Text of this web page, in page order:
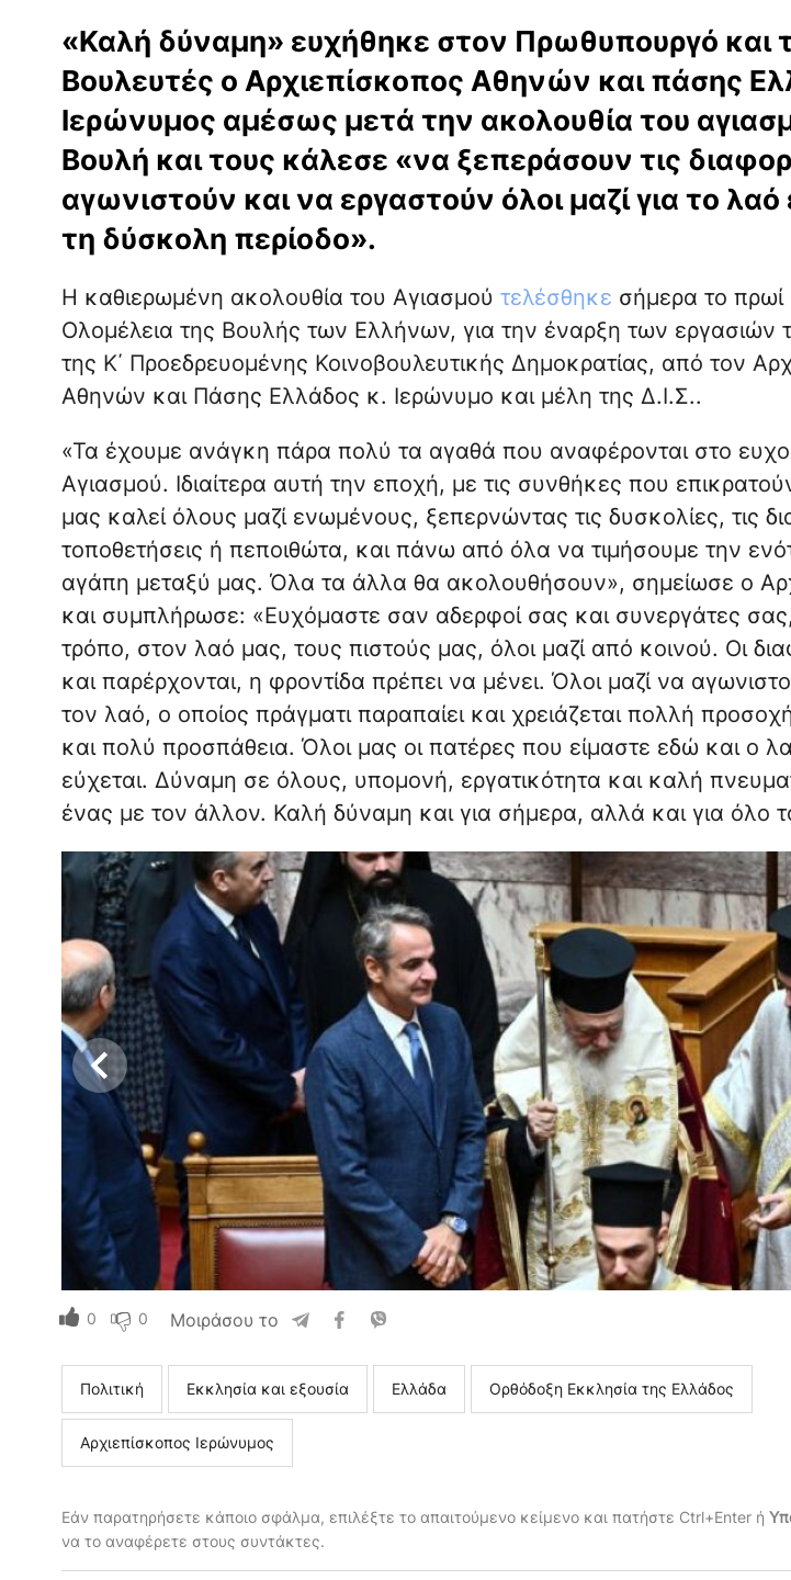
«Καλή δύναμη» ευχήθηκε στον Πρωθυπουργό και
Βουλευτές ο Αρχιεπίσκοπος Αθηνών και πάσης
Ιερώνυμος αμέσως μετά την ακολουθία του
Βουλή και τους κάλεσε «να ξεπεράσουν τις
αγωνιστούν και να εργαστούν όλοι μαζί για το λαό
τη δύσκολη περίοδο».
Η καθιερωμένη ακολουθία του Αγιασμού τελέσθηκε σήμερα το πρωί
Ολομέλεια της Βουλής των Ελλήνων, για την έναρξη των εργασιών
της Κ΄ Προεδρευομένης Κοινοβουλευτικής Δημοκρατίας, από τον
Αθηνών και Πάσης Ελλάδος κ. Ιερώνυμο και μέλη της Δ.Ι.Σ..
«Τα έχουμε ανάγκη πάρα πολύ τα αγαθά που αναφέρονται στο
Αγιασμού. Ιδιαίτερα αυτή την εποχή, με τις συνθήκες που
μας καλεί όλους μαζί ενωμένους, ξεπερνώντας τις δυσκολίες, τις
τοποθετήσεις ή πεποιθώτα, και πάνω από όλα να τιμήσουμε την
αγάπη μεταξύ μας. Όλα τα άλλα θα ακολουθήσουν», σημείωσε ο
και συμπλήρωσε: «Ευχόμαστε σαν αδερφοί σας και συνεργάτες
τρόπο, στον λαό μας, τους πιστούς μας, όλοι μαζί από κοινού. Οι
και παρέρχονται, η φροντίδα πρέπει να μένει. Όλοι μαζί να
τον λαό, ο οποίος πράγματι παραπαίει και χρειάζεται πολλή
και πολύ προσπάθεια. Όλοι μας οι πατέρες που είμαστε εδώ και ο
εύχεται. Δύναμη σε όλους, υπομονή, εργατικότητα και καλή
ένας με τον άλλον. Καλή δύναμη και για σήμερα, αλλά και για όλο
0 0 Μοιράσου το
Πολιτική Εκκλησία και εξουσία Ελλάδα Ορθόδοξη Εκκλησία της Ελλάδος
Αρχιεπίσκοπος Ιερώνυμος
Εάν παρατηρήσετε κάποιο σφάλμα, επιλέξτε το απαιτούμενο κείμενο και πατήστε Ctrl+Enter ή
να το αναφέρετε στους συντάκτες.